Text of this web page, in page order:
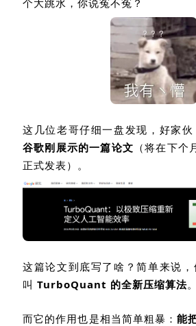
个大跳水，你说冤不冤？
这几位老哥仔细一盘发现，好家
谷歌刚展示的一篇论文 （将在下个
正式发表）。
这篇论文到底写了啥？简单来说
叫 TurboQuant 的全新压缩算法。
而它的作用也是相当简单粗暴：能